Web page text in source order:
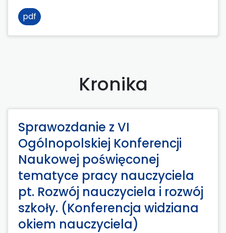
pdf
Kronika
Sprawozdanie z VI
Ogólnopolskiej Konferencji
Naukowej poświęconej
tematyce pracy nauczyciela
pt. Rozwój nauczyciela i rozwój
szkoły. (Konferencja widziana
okiem nauczyciela)